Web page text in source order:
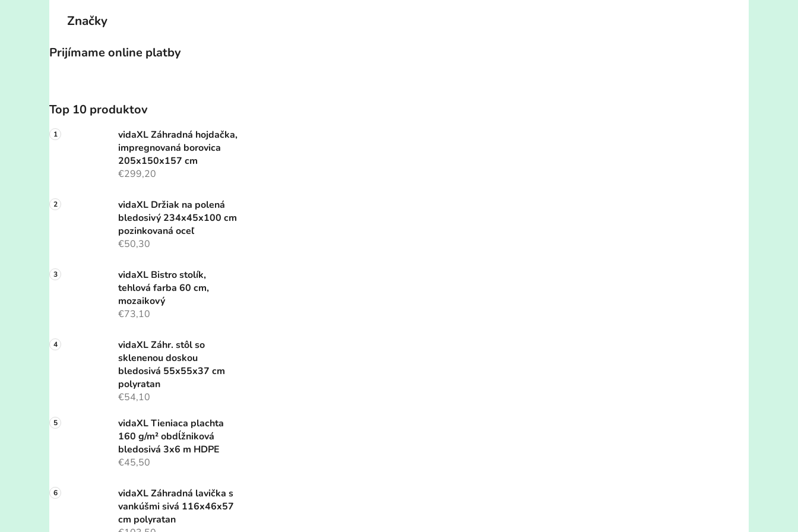
Značky
Prijímame online platby
Top 10 produktov
vidaXL Záhradná hojdačka,
impregnovaná borovica
205x150x157 cm
€299,20
vidaXL Držiak na polená
bledosivý 234x45x100 cm
pozinkovaná oceľ
€50,30
vidaXL Bistro stolík,
tehlová farba 60 cm,
mozaikový
€73,10
vidaXL Záhr. stôl so
sklenenou doskou
bledosivá 55x55x37 cm
polyratan
€54,10
vidaXL Tieniaca plachta
160 g/m² obdĺžniková
bledosivá 3x6 m HDPE
€45,50
vidaXL Záhradná lavička s
vankúšmi sivá 116x46x57
cm polyratan